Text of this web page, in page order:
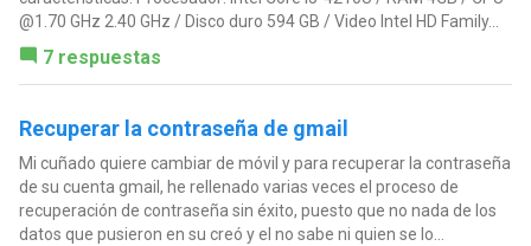
@1.70 GHz 2.40 GHz / Disco duro 594 GB / Video Intel HD Family...
7 respuestas
Recuperar la contraseña de gmail
Mi cuñado quiere cambiar de móvil y para recuperar la contraseña
de su cuenta gmail, he rellenado varias veces el proceso de
recuperación de contraseña sin éxito, puesto que no nada de los
datos que pusieron en su creó y el no sabe ni quien se lo...